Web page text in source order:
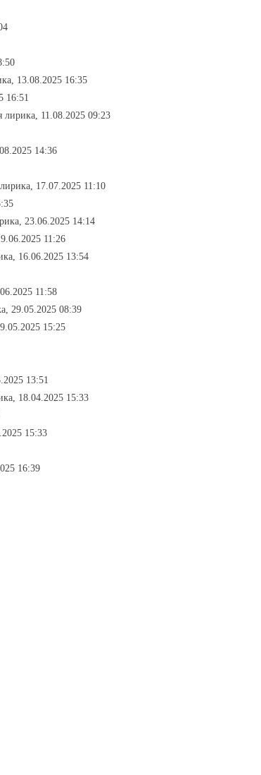
13.08.2025 16:35
16:51
лирика, 11.08.2025 09:23
14:36
17.07.2025 11:10
23.06.2025 14:14
11:26
16.06.2025 13:54
11:58
29.05.2025 08:39
15:25
13:51
18.04.2025 15:33
15:33
16:39